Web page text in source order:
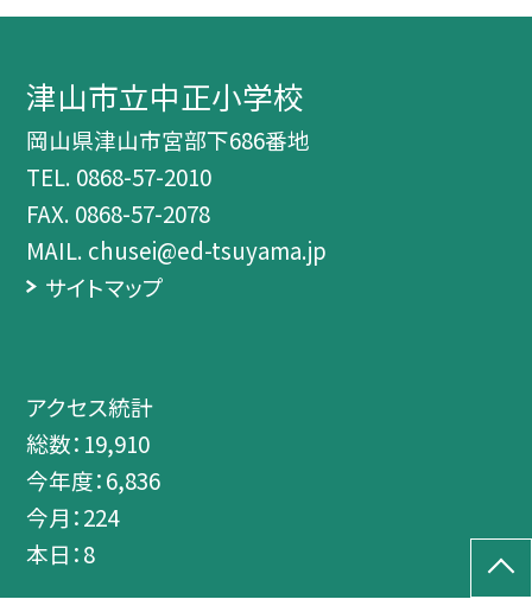
津山市立中正小学校
岡山県津山市宮部下686番地
TEL. 0868-57-2010
FAX. 0868-57-2078
MAIL. chusei@ed-tsuyama.jp
サイトマップ
アクセス統計
総数： 19,910
今年度：6,836
今月：224
本日：8